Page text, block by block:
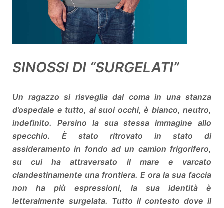
SINOSSI DI “SURGELATI”
Un ragazzo si risveglia dal coma in una stanza
d’ospedale e tutto, ai suoi occhi, è bianco, neutro,
indefinito. Persino la sua stessa immagine allo
specchio. È stato ritrovato in stato di
assideramento in fondo ad un camion frigorifero,
su cui ha attraversato il mare e varcato
clandestinamente una frontiera. E ora la sua faccia
non ha più espressioni, la sua identità è
letteralmente surgelata. Tutto il contesto dove il